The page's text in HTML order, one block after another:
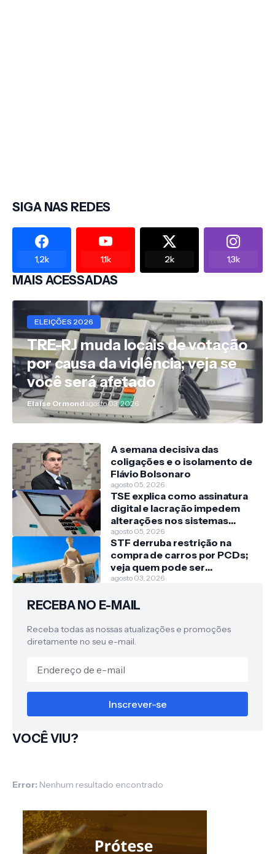
SIGA NAS REDES
1,2k 1,1k 2k 1,3k
MAIS ACESSADAS
ELEIÇÕES 2026
TRE-RJ muda locais de votação
por causa da violência; veja se
você será afetado
Elaise Ormondagosto 03, 2026
A semana decisiva das
coligações e o isolamento de
Flávio Bolsonaro
agosto 05, 2026
TSE explica como assinatura
digital e lacração impedem
alterações nos sistemas
eleitorais
agosto 05, 2026
STF derruba restrição na
compra de carros por PCDs;
veja quem pode ser
beneficiado
agosto 03, 2026
RECEBA NO E-MAIL
Receba todas as nossas atualizações e promoções
diretamente no seu e-mail.
VOCÊ VIU?
Error: Nenhum resultado encontrado